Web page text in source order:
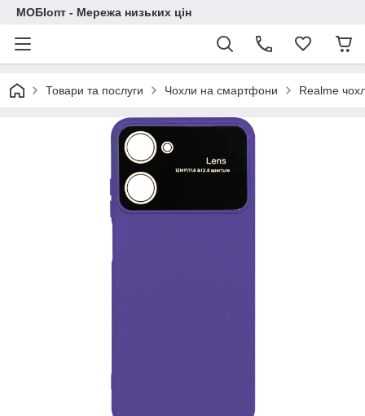
МОБІопт - Мережа низьких цін
Товари та послуги Чохли на смартфони Realme